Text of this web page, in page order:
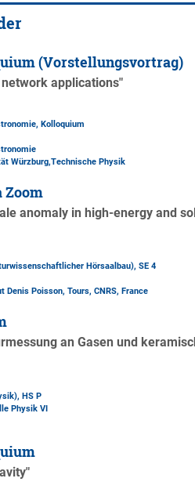
(Vorstellungsvortrag)
applications"
Kolloquium
Würzburg,Technische Physik
Zoom
anomaly in high-energy and
Hörsaalbau), SE 4
Denis Poisson, Tours, CNRS, France
an Gasen und
, HS P
Physik VI